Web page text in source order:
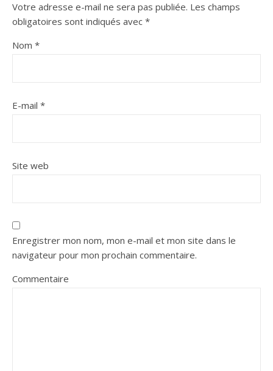
Votre adresse e-mail ne sera pas publiée. Les champs
obligatoires sont indiqués avec *
Nom *
E-mail *
Site web
Enregistrer mon nom, mon e-mail et mon site dans le
navigateur pour mon prochain commentaire.
Commentaire